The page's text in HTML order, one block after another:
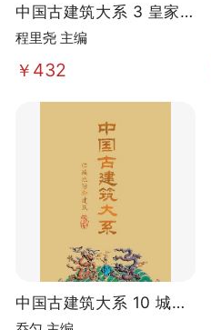
中国古建筑大系 3 皇家苑
囿建筑
程里尧 主编
￥432
中国古建筑大系 10 城池
防御建筑